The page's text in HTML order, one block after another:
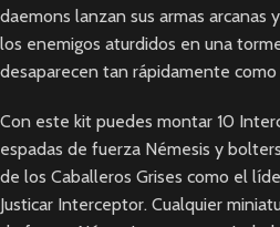
daemons lanzan sus armas arcanas
los enemigos aturdidos en una
desaparecen tan rápidamente
Con este kit puedes montar 10
espadas de fuerza Némesis y
de los Caballeros Grises como el
Justicar Interceptor. Cualquier